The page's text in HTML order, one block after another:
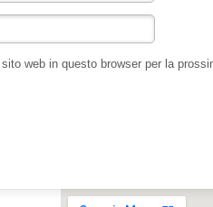
web in questo browser per la